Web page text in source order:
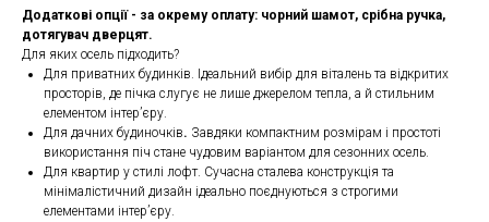
Додаткові опції - за окрему оплату: чорний шамот, срібна ручка,
дотягувач дверцят.
Для яких осель підходить?
Для приватних будинків. Ідеальний вибір для віталень та відкритих
просторів, де пічка слугує не лише джерелом тепла, а й стильним
елементом інтер’єру.
Для дачних будиночків. Завдяки компактним розмірам і простоті
використання піч стане чудовим варіантом для сезонних осель.
Для квартир у стилі лофт. Сучасна сталева конструкція та
мінімалістичний дизайн ідеально поєднуються з строгими
елементами інтер’єру.